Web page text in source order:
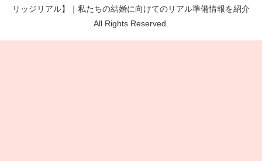
リッジリアル】｜私たちの結婚に向けてのリアル準備情報を紹介
All Rights Reserved.